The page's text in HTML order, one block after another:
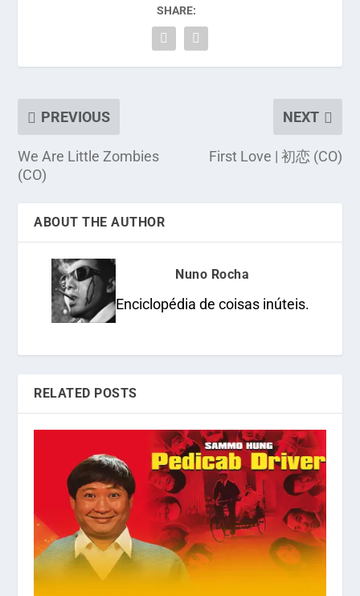
SHARE:
PREVIOUS
We Are Little Zombies
(CO)
NEXT
First Love | 初恋 (CO)
ABOUT THE AUTHOR
Nuno Rocha
Enciclopédia de coisas inúteis.
RELATED POSTS